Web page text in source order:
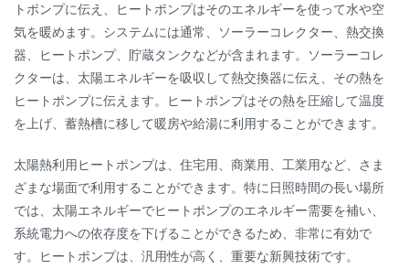
トポンプに伝え、ヒートポンプはそのエネルギーを使って水や空
気を暖めます。システムには通常、ソーラーコレクター、熱交換
器、ヒートポンプ、貯蔵タンクなどが含まれます。ソーラーコレ
クターは、太陽エネルギーを吸収して熱交換器に伝え、その熱を
ヒートポンプに伝えます。ヒートポンプはその熱を圧縮して温度
を上げ、蓄熱槽に移して暖房や給湯に利用することができます。
太陽熱利用ヒートポンプは、住宅用、商業用、工業用など、さま
ざまな場面で利用することができます。特に日照時間の長い場所
では、太陽エネルギーでヒートポンプのエネルギー需要を補い、
系統電力への依存度を下げることができるため、非常に有効で
す。ヒートポンプは、汎用性が高く、重要な新興技術です。